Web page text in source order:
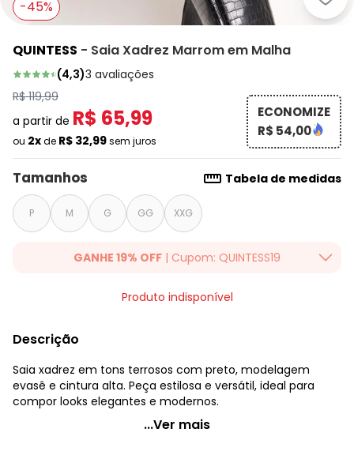
-45%
QUINTESS - Saia Xadrez Marrom em Malha
(4,3)3 avaliações
R$ 119,99
a partir de R$ 65,99
ou 2xde R$ 32,99sem juros
ECONOMIZE
R$ 54,00
Tamanhos Tabela de medidas
P M G GG XXG
GANHE 19% OFF | Cupom: QUINTESS19
QUINTESS19. Válido para toda loja Quintess, até 07/08/2026.
Produto indisponível
Descrição
Saia xadrez em tons terrosos com preto, modelagem
evasê e cintura alta. Peça estilosa e versátil, ideal para
compor looks elegantes e modernos.
Quintess - Saia Xadrez Marrom em Malha
...Ver mais